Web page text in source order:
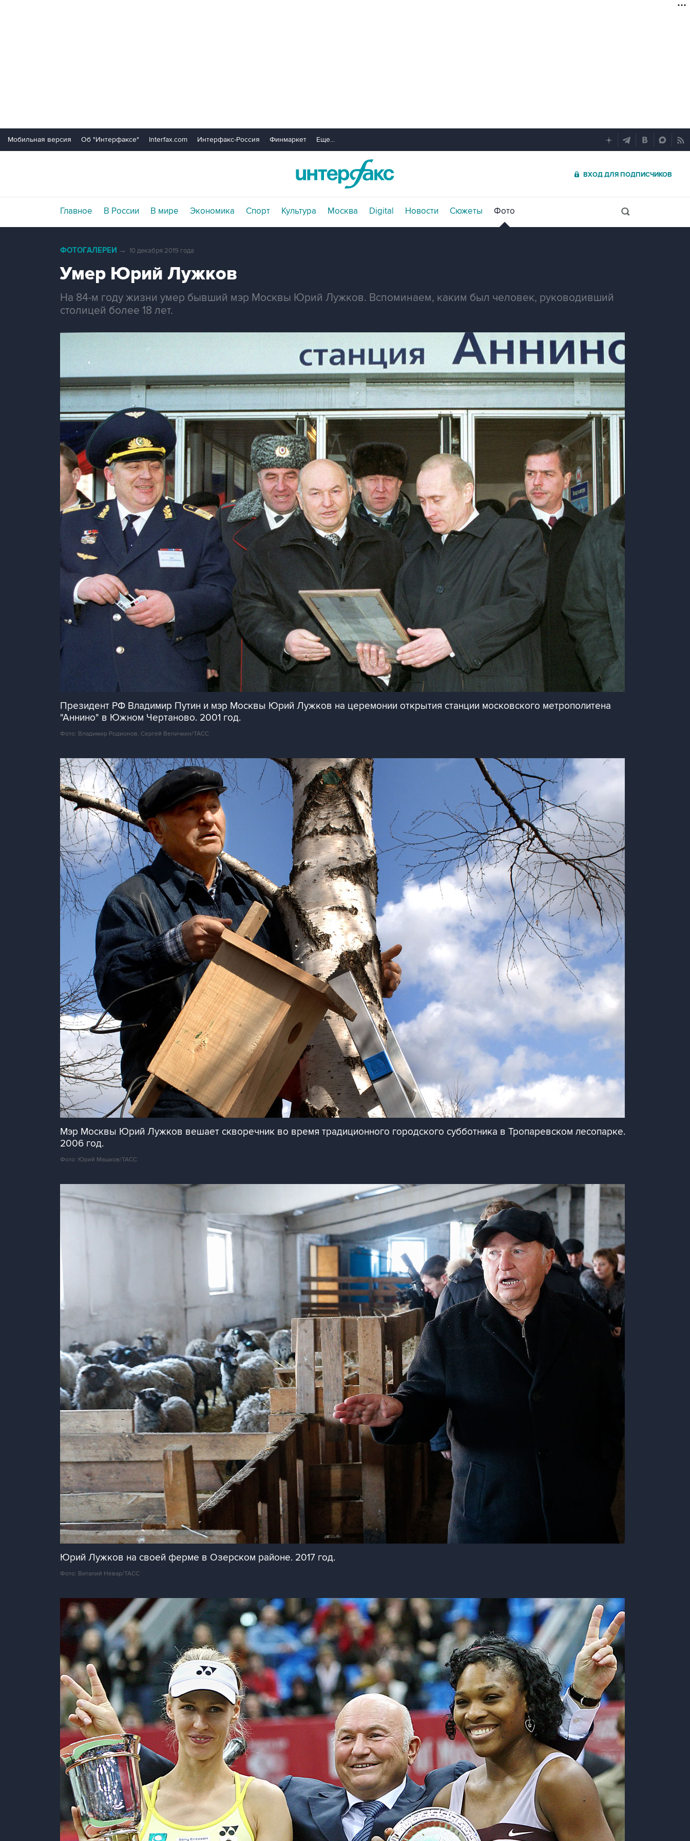
Мобильная версия Об "Интерфаксе" Interfax.com Интерфакс-Россия Финмаркет Еще...
ВХОД ДЛЯ ПОДПИСЧИКОВ
Главное В России В мире Экономика Спорт Культура Москва Digital Новости Сюжеты Фото
ФОТОГАЛЕРЕИ → 10 декабря 2019 года
Умер Юрий Лужков
На 84-м году жизни умер бывший мэр Москвы Юрий Лужков. Вспоминаем, каким был человек, руководивший
столицей более 18 лет.
Президент РФ Владимир Путин и мэр Москвы Юрий Лужков на церемонии открытия станции московского метрополитена
"Аннино" в Южном Чертаново. 2001 год.
Фото: Владимир Родионов, Сергей Величкин/ТАСС
Мэр Москвы Юрий Лужков вешает скворечник во время традиционного городского субботника в Тропаревском лесопарке.
2006 год.
Фото: Юрий Машков/ТАСС
Юрий Лужков на своей ферме в Озерском районе. 2017 год.
Фото: Виталий Невар/ТАСС